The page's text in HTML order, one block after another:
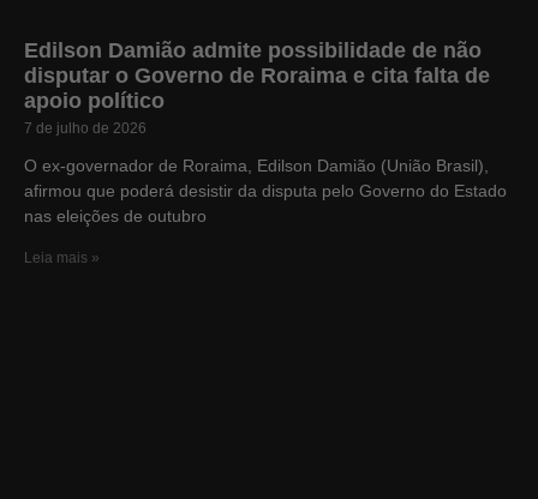
Edilson Damião admite possibilidade de não
disputar o Governo de Roraima e cita falta de
apoio político
7 de julho de 2026
O ex-governador de Roraima, Edilson Damião (União Brasil),
afirmou que poderá desistir da disputa pelo Governo do Estado
nas eleições de outubro
Leia mais »